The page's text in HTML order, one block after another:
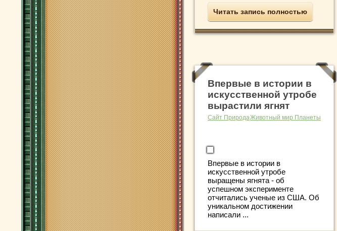
Читать запись полностью
Впервые в истории в
искусственной утробе
вырастили ягнят
Сайт ПриродаЖивотный мир Планеты
Впервые в истории в
искусственной утробе
выращены ягнята - об
успешном эксперименте
отчитались ученые из США. Об
уникальном достижении
написали ...